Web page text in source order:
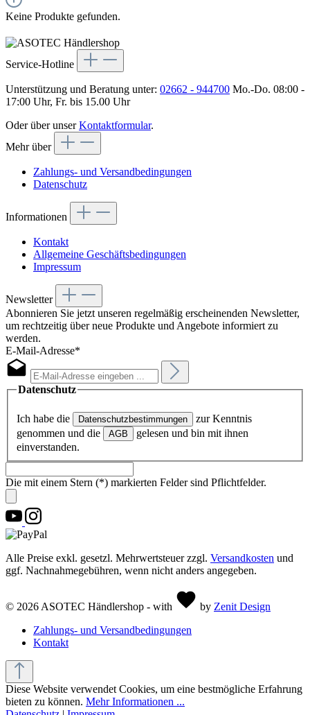
Keine Produkte gefunden.
Service-Hotline
Unterstützung und Beratung unter: 02662 - 944700 Mo.-Do. 08:00 -
17:00 Uhr, Fr. bis 15.00 Uhr
Oder über unserKontaktformular.
Mehr über
Zahlungs- und Versandbedingungen
Datenschutz
Informationen
Kontakt
Allgemeine Geschäftsbedingungen
Impressum
Newsletter
Abonnieren Sie jetzt unseren regelmäßig erscheinenden Newsletter,
um rechtzeitig über neue Produkte und Angebote informiert zu
werden.
E-Mail-Adresse*
Datenschutz
Ich habe die Datenschutzbestimmungen
zur Kenntnis
genommen und die
AGB
gelesen und bin mit ihnen
einverstanden.
Die mit einem Stern (*) markierten Felder sind Pflichtfelder.
Alle Preise exkl. gesetzl. Mehrwertsteuer zzgl. Versandkosten und
ggf. Nachnahmegebühren, wenn nicht anders angegeben.
© 2026 ASOTEC Händlershop - with by Zenit Design
Zahlungs- und Versandbedingungen
Kontakt
Diese Website verwendet Cookies, um eine bestmögliche Erfahrung
bieten zu können. Mehr Informationen ...